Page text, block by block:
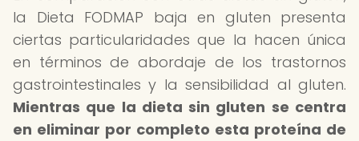
la Dieta FODMAP baja en gluten presenta
ciertas particularidades que la hacen única
en términos de abordaje de los trastornos
gastrointestinales y la sensibilidad al gluten.
Mientras que la dieta sin gluten se centra
en eliminar por completo esta proteína de